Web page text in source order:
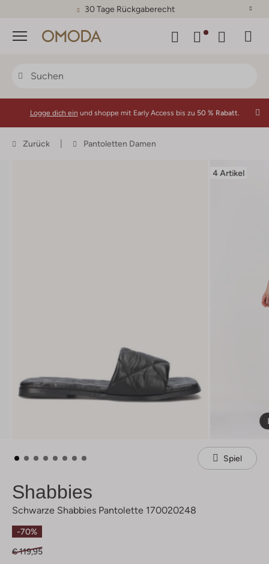
30 Tage Rückgaberecht
Menü
Logge dich ein und shoppe mit Early Access bis zu 50 % Rabatt.
Zurück Pantoletten Damen
4 Artikel
Spiel
Shabbies
Schwarze Shabbies Pantolette 170020248
-70%
€ 119,95